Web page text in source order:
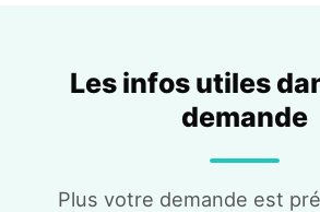
Les infos utiles
demande
Plus votre demande est